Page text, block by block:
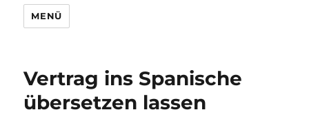
MENÜ
Vertrag ins Spanische
übersetzen lassen